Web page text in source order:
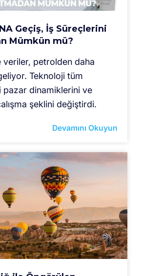
Geçiş, İş Süreçlerini
Mümkün mü?
veriler, petrolden daha
Teknoloji tüm
pazar dinamiklerini ve
şeklini değiştirdi.
Devamını Okuyun